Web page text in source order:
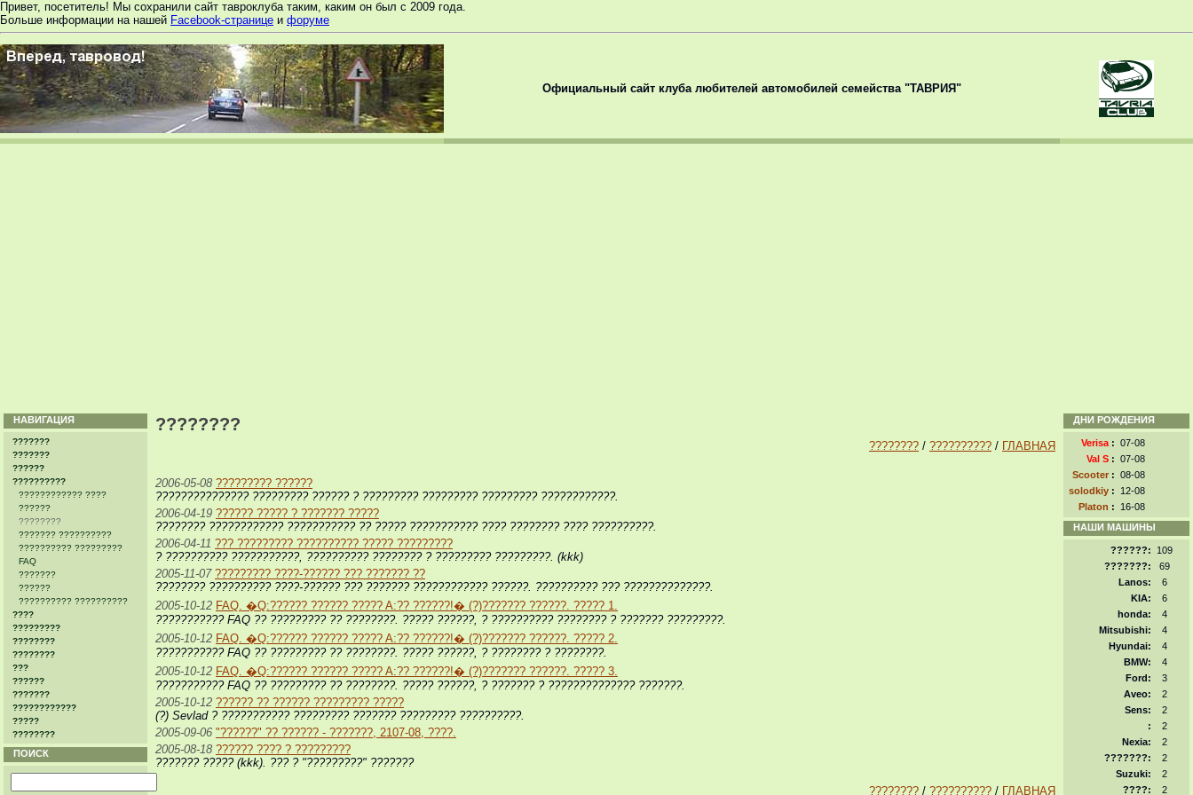
Привет, посетитель! Мы сохранили сайт тавроклуба таким, каким он был с 2009 года.
Больше информации на нашей Facebook-странице и форуме
Официальный сайт клуба любителей автомобилей семейства "ТАВРИЯ"
НАВИГАЦИЯ
???????
???????
??????
??????????
???????????? ????
??????
????????
??????? ??????????
?????????? ?????????
FAQ
???????
??????
?????????? ??????????
????
?????????
????????
????????
???
??????
???????
????????????
?????
????????
ПОИСК
????????
???????? / ?????????? / ГЛАВНАЯ
2006-05-08 ????????? ??????
??????????????? ????????? ?????? ? ????????? ????????? ????????? ????????????.
2006-04-19 ?????? ????? ? ??????? ?????
???????? ???????????? ??????????? ?? ????? ??????????? ???? ???????? ???? ??????????.
2006-04-11 ??? ????????? ?????????? ????? ?????????
? ?????????? ???????????, ?????????? ???????? ? ????????? ?????????. (kkk)
2005-11-07 ????????? ????-?????? ??? ??????? ??
???????? ?????????? ????-?????? ??? ??????? ???????????? ??????. ?????????? ??? ??????????????.
2005-10-12 FAQ. �Q:?????? ?????? ????? A:?? ??????!� (?)??????? ??????. ????? 1.
??????????? FAQ ?? ????????? ?? ????????. ????? ??????, ? ?????????? ???????? ? ??????? ?????????.
2005-10-12 FAQ. �Q:?????? ?????? ????? A:?? ??????!� (?)??????? ??????. ????? 2.
??????????? FAQ ?? ????????? ?? ????????. ????? ??????, ? ???????? ? ????????.
2005-10-12 FAQ. �Q:?????? ?????? ????? A:?? ??????!� (?)??????? ??????. ????? 3.
??????????? FAQ ?? ????????? ?? ????????. ????? ??????, ? ??????? ? ?????????????? ???????.
2005-10-12 ?????? ?? ?????? ????????? ?????
(?) Sevlad ? ??????????? ????????? ??????? ????????? ??????????.
2005-09-06 "??????" ?? ?????? - ???????, 2107-08, ????.
2005-08-18 ?????? ???? ? ?????????
??????? ????? (kkk). ??? ? "?????????" ???????
???????? / ?????????? / ГЛАВНАЯ
ДНИ РОЖДЕНИЯ
Verisa : 07-08
Val S : 07-08
Scooter : 08-08
solodkiy :
12-08
Platon :
16-08
НАШИ МАШИНЫ
??????:
109
???????:
69
Lanos:
6
KIA:
6
honda:
4
Mitsubishi:
4
Hyundai:
4
BMW:
4
Ford:
3
Aveo:
2
Sens:
2
:
2
Nexia:
2
???????:
2
Suzuki:
2
????:
2